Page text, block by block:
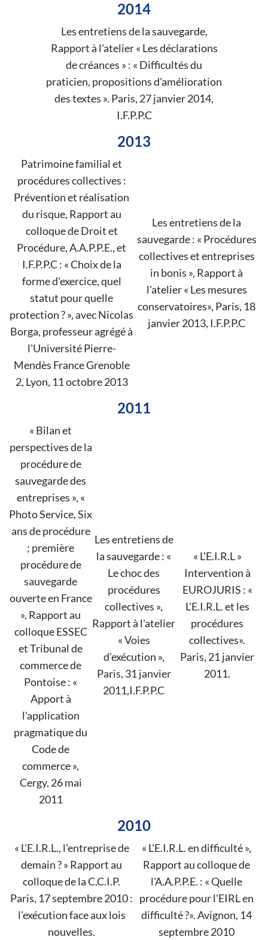
2014
Les entretiens de la sauvegarde,
Rapport à l'atelier « Les déclarations
de créances » : « Difficultés du
praticien, propositions d'amélioration
des textes ». Paris, 27 janvier 2014,
I.F.P.P.C
2013
Patrimoine familial et
procédures collectives :
Prévention et réalisation
du risque, Rapport au
colloque de Droit et
Procédure, A.A.P.P.E., et
I.F.P.P.C : « Choix de la
forme d'exercice, quel
statut pour quelle
protection ? », avec Nicolas
Borga, professeur agrégé à
l'Université Pierre-
Mendès France Grenoble
2, Lyon, 11 octobre 2013
Les entretiens de la
sauvegarde : « Procédures
collectives et entreprises
in bonis », Rapport à
l'atelier « Les mesures
conservatoires», Paris, 18
janvier 2013, I.F.P.P.C
2011
« Bilan et
perspectives de la
procédure de
sauvegarde des
entreprises », «
Photo Service, Six
ans de procédure
; première
procédure de
sauvegarde
ouverte en France
», Rapport au
colloque ESSEC
et Tribunal de
commerce de
Pontoise : «
Apport à
l'application
pragmatique du
Code de
commerce »,
Cergy, 26 mai
2011
Les entretiens de
la sauvegarde : «
Le choc des
procédures
collectives »,
Rapport à l'atelier
« Voies
d'exécution »,
Paris, 31 janvier
2011,I.F.P.P.C
« L'E.I.R.L »
Intervention à
EUROJURIS : «
L'E.I.R.L. et les
procédures
collectives».
Paris, 21 janvier
2011.
2010
« L'E.I.R.L., l'entreprise de
demain ? » Rapport au
colloque de la C.C.I.P.
Paris, 17 septembre 2010 :
l'exécution face aux lois
nouvelles.
« L'E.I.R.L. en difficulté »,
Rapport au colloque de
l'A.A.P.P.E. : « Quelle
procédure pour l'EIRL en
difficulté ?». Avignon, 14
septembre 2010